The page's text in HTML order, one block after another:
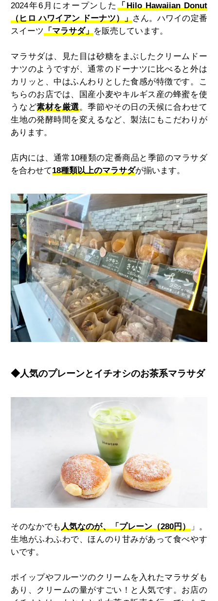
2024年6月にオープンした
「Hilo Hawaiian Donut
（ヒロ ハワイアン ドーナツ）」 さん。ハワイの定番
スイーツ
「マラサダ」 を販売しています。
マラサダは、見た目は砂糖をまぶしたクリームドー
ナツのようですが、通常のドーナツに比べると外は
カリッと、中はふんわりとした食感が特徴です。
こ
ちらのお店では、国産小麦やキルギス産の蜂蜜を使
うなど素材を厳選 。季節やその日の天候に合わせて
生地の発酵時間を変えるなど、製法にもこだわりが
あります。
店内には、通常10種類の定番商品と季節のマラサダ
を合わせて18種類以上のマラサダが揃います。
◆人気のプレーンとイチオシのお茶系マラサダ
そのなかでも 人気なのが、「プレーン（280円）
」。
生地がふわふわで、ほんのり甘みがあって食べやす
いです。
ポイップやフルーツのクリームを入れたマラサダも
あり、クリームの量がすごい！と人気です。お店の